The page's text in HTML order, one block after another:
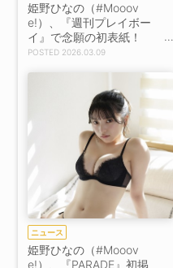
姫野ひなの（#Mooov
e!）、『週刊プレイボー
イ』で念願の初表紙！
【インタビュー抜粋】
2026.03.09
ニュース
姫野ひなの（#Mooov
e!）、『PARADE』初掲